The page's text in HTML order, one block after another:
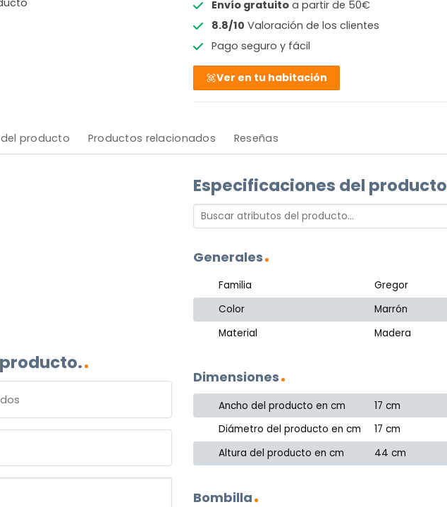
Envío gratuitoa partir de 50€
8.8/10 Valoración de los clientes
Pago seguro y fácil
Ver en tu habitación
producto Productos relacionados Reseñas
Especificaciones del producto
Generales
Familia
Gregor
Color
Marrón
Material
Madera
Dimensiones
Ancho del producto en cm
17 cm
Diámetro del producto en cm
17 cm
Altura del producto en cm
44 cm
Bombilla